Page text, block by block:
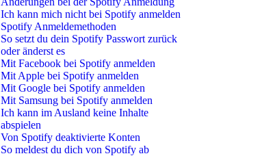
Ich kann mich nicht bei Spotify anmelden
Spotify Anmeldemethoden
So setzt du dein Spotify Passwort zurück
oder änderst es
Mit Facebook bei Spotify anmelden
Mit Apple bei Spotify anmelden
Mit Google bei Spotify anmelden
Mit Samsung bei Spotify anmelden
Ich kann im Ausland keine Inhalte
abspielen
Von Spotify deaktivierte Konten
So meldest du dich von Spotify ab